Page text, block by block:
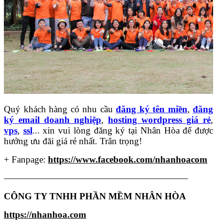
Quý khách hàng có nhu cầu đăng ký tên miền, đăng
ký email doanh nghiệp, hosting wordpress giá rẻ,
vps, ssl... xin vui lòng đăng ký tại Nhân Hòa để được
hưởng ưu đãi giá rẻ nhất. Trân trọng!
+ Fanpage: https://www.facebook.com/nhanhoacom
————————————————————
CÔNG TY TNHH PHẦN MỀM NHÂN HÒA
https://nhanhoa.com